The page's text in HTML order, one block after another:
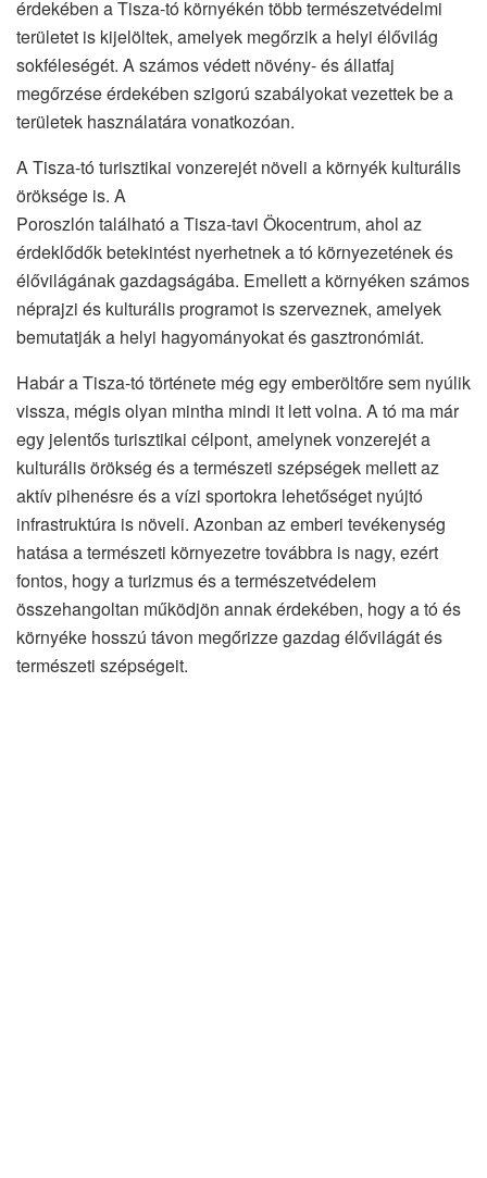
érdekében a Tisza-tó környékén több természetvédelmi
területet is kijelöltek, amelyek megőrzik a helyi élővilág
sokféleségét. A számos védett növény- és állatfaj
megőrzése érdekében szigorú szabályokat vezettek be a
területek használatára vonatkozóan.
A Tisza-tó turisztikai vonzerejét növeli a környék kulturális
öröksége is. A
Poroszlón található a Tisza-tavi Ökocentrum, ahol az
érdeklődők betekintést nyerhetnek a tó környezetének és
élővilágának gazdagságába. Emellett a környéken számos
néprajzi és kulturális programot is szerveznek, amelyek
bemutatják a helyi hagyományokat és gasztronómiát.
Habár a Tisza-tó története még egy emberöltőre sem nyúlik
vissza, mégis olyan mintha mindi it lett volna. A tó ma már
egy jelentős turisztikai célpont, amelynek vonzerejét a
kulturális örökség és a természeti szépségek mellett az
aktív pihenésre és a vízi sportokra lehetőséget nyújtó
infrastruktúra is növeli. Azonban az emberi tevékenység
hatása a természeti környezetre továbbra is nagy, ezért
fontos, hogy a turizmus és a természetvédelem
összehangoltan működjön annak érdekében, hogy a tó és
környéke hosszú távon megőrizze gazdag élővilágát és
természeti szépségeit.